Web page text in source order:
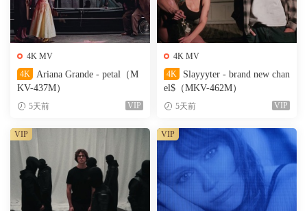
4K MV
4K
Ariana Grande - petal（M
KV-437M）
5天前 VIP
4K MV
4K
Slayyyter - brand new chan
el$（MKV-462M）
5天前 VIP
VIP VIP